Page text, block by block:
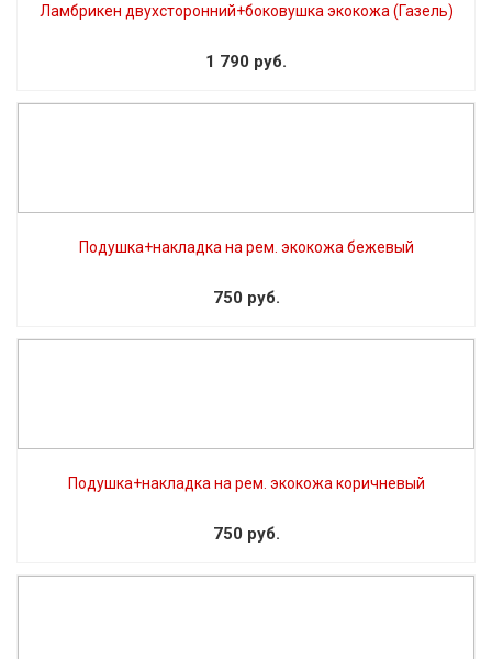
Ламбрикен двухсторонний+боковушка экокожа (Газель)
1 790 руб.
Подушка+накладка на рем. экокожа бежевый
750 руб.
Подушка+накладка на рем. экокожа коричневый
750 руб.